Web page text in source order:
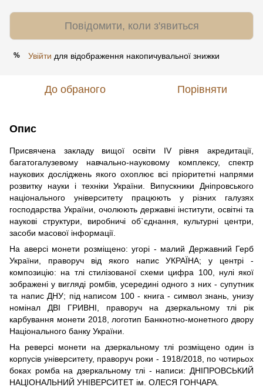
Повідомити, коли з'явиться
% Увійти для відображення накопичувальної знижки
До обраного Порівняти
Опис
Присвячена закладу вищої освіти ІV рівня акредитації,
багатогалузевому навчально-науковому комплексу, спектр
наукових досліджень якого охоплює всі пріоритетні напрями
розвитку науки і техніки України. Випускники Дніпровського
національного університету працюють у різних галузях
господарства України, очолюють державні інститути, освітні та
наукові структури, виробничі об`єднання, культурні центри,
засоби масової інформації.
На аверсі монети розміщено: угорі - малий Державний Герб
України, праворуч від якого напис УКРАЇНА; у центрі -
композицію: на тлі стилізованої схеми цифра 100, нулі якої
зображені у вигляді ромбів, усередині одного з них - супутник
та напис ДНУ; під написом 100 - книга - символ знань, унизу
номінал ДВІ ГРИВНІ, праворуч на дзеркальному тлі рік
карбування монети 2018, логотип Банкнотно-монетного двору
Національного банку України.
На реверсі монети на дзеркальному тлі розміщено один із
корпусів університету, праворуч роки - 1918/2018, по чотирьох
боках ромба на дзеркальному тлі - написи: ДНІПРОВСЬКИЙ
НАЦІОНАЛЬНИЙ УНІВЕРСИТЕТ ім. ОЛЕСЯ ГОНЧАРА.